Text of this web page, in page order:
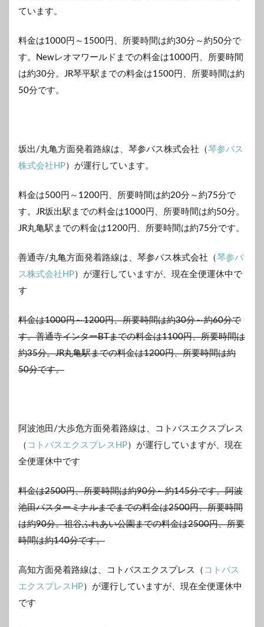
ています。
料金は1000円～1500円、所要時間は約30分～約50分で
す。Newレオマワールドまでの料金は1000円、所要時間
は約30分。JR琴平駅までの料金は1500円、所要時間は約
50分です。
坂出/丸亀方面発着路線は、琴参バス株式会社（琴参バス
株式会社HP）が運行しています。
料金は500円～1200円、所要時間は約20分～約75分で
す。JR坂出駅までの料金は1000円、所要時間は約50分。
JR丸亀駅までの料金は1200円、所要時間は約75分です。
善通寺/丸亀方面発着路線は、琴参バス株式会社（琴参バ
ス株式会社HP）が運行していますが、現在全便運休中で
す
料金は1000円～1200円、所要時間は約30分～約60分で
す。善通寺インターBTまでの料金は1100円、所要時間は
約35分。JR丸亀駅までの料金は1200円、所要時間は約
50分です。
阿波池田/大歩危方面発着路線は、コトバスエクスプレス
（ コトバスエクスプレスHP）が運行していますが、現在
全便運休中です
料金は2500円、所要時間は約90分～約145分です。阿波
池田バスターミナルまでまでの料金は2500円、所要時間
は約90分。祖谷ふれあい公園までの料金は2500円、所要
時間は約140分です。
高知方面発着路線は、コトバスエクスプレス（ コトバス
エクスプレスHP）が運行していますが、現在全便運休中
です